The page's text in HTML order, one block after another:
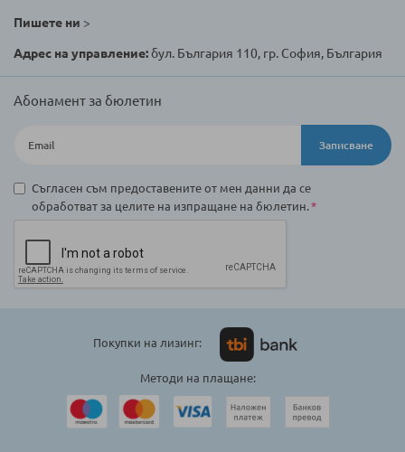
Пишете ни >
Адрес на управление:бул. България 110, гр. София, България
Абонамент за бюлетин
Записване
Съгласен съм предоставените от мен данни да се
обработват за целите на изпращане на бюлетин.
Покупки на лизинг:
Методи на плащане: